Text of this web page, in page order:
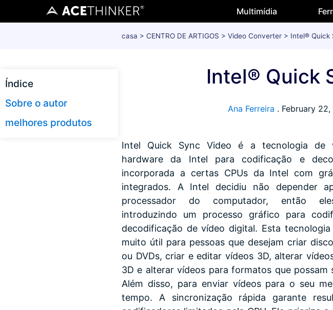
Multimídia
casa > CENTRO DE ARTIGOS > Video Converter > Intel® Quick
Intel® Quick
Ana Ferreira . February
Intel Quick Sync Video é a tecnologia de
hardware da Intel para codificação e
incorporada a certas CPUs da Intel com
integrados. A Intel decidiu não depender
processador do computador, então
introduzindo um processo gráfico para
decodificação de vídeo digital. Esta
muito útil para pessoas que desejam criar
ou DVDs, criar e editar vídeos 3D, alterar
3D e alterar vídeos para formatos que
Além disso, para enviar vídeos para o seu
tempo. A sincronização rápida garante
Índice
Sobre o autor
melhores produtos